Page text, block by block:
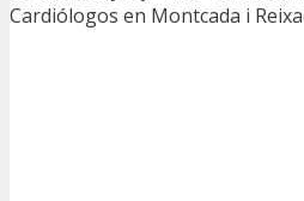
Cardiólogos en Montcada i